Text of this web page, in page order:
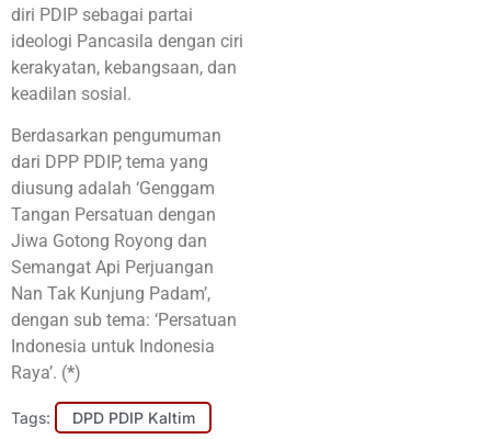
diri PDIP sebagai partai
ideologi Pancasila dengan ciri
kerakyatan, kebangsaan, dan
keadilan sosial.
Berdasarkan pengumuman
dari DPP PDIP, tema yang
diusung adalah ‘Genggam
Tangan Persatuan dengan
Jiwa Gotong Royong dan
Semangat Api Perjuangan
Nan Tak Kunjung Padam’,
dengan sub tema: ‘Persatuan
Indonesia untuk Indonesia
Raya’. (*)
Tags: DPD PDIP Kaltim